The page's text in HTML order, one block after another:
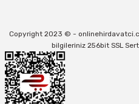
Copyright 2023 © -
bilgileriniz 256bit SSL